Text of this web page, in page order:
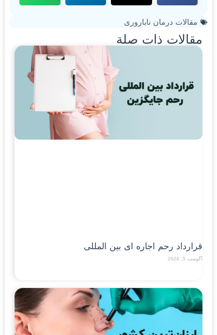
مقالات درمان ناباروری
مقالات ذات صلة
قرارداد رحم اجاره ای بین المللی
آگوست 5, 2024